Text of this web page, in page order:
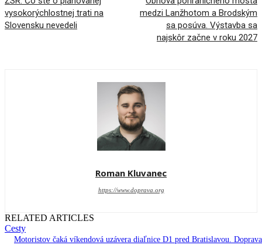
vysokorýchlostnej trati na
Slovensku nevedeli
medzi Lanžhotom a Brodským
sa posúva. Výstavba sa
najskôr začne v roku 2027
Roman Kluvanec
https://www.doprava.org
RELATED ARTICLES
Cesty
Motoristov čaká víkendová uzávera diaľnice D1 pred Bratislavou. Doprava